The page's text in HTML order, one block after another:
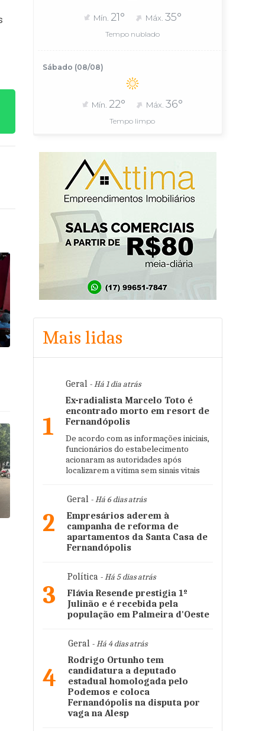
Mín. 21° Máx. 35°
Tempo nublado
Sábado (08/08)
Mín. 22° Máx.36°
Tempo limpo
Mais lidas
1
Geral - Há 1 dia atrás
Ex-radialista Marcelo Toto é
encontrado morto em resort de
Fernandópolis
De acordo com as informações iniciais,
funcionários do estabelecimento
acionaram as autoridades após
localizarem a vítima sem sinais vitais
2
Geral - Há 6 dias atrás
Empresários aderem à
campanha de reforma de
apartamentos da Santa Casa de
Fernandópolis
3
Política - Há 5 dias atrás
Flávia Resende prestigia 1º
Julinão e é recebida pela
população em Palmeira d'Oeste
4
Geral - Há 4 dias atrás
Rodrigo Ortunho tem
candidatura a deputado
estadual homologada pelo
Podemos e coloca
Fernandópolis na disputa por
vaga na Alesp